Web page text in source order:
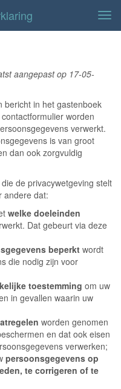
aangepast op 17-05-
bericht in het gastenboek
worden
verwerkt.
is van groot
dan ook zorgvuldig
de privacywetgeving stelt
andere dat:
welke doeleinden
Dat gebeurt via deze
beperkt wordt
die nodig zijn voor
toestemming om uw
in gevallen waarin uw
worden genomen
en dat ook eisen
verwerken;
persoonsgegevens op
te corrigeren of te